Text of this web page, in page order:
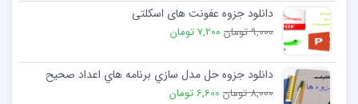
دانلود جزوه عفونت های اسکلتی
9,000 تومان 7,200 تومان
دانلود جزوه حل مدل سازي برنامه هاي اعداد صحيح
8,000 تومان 6,600 تومان